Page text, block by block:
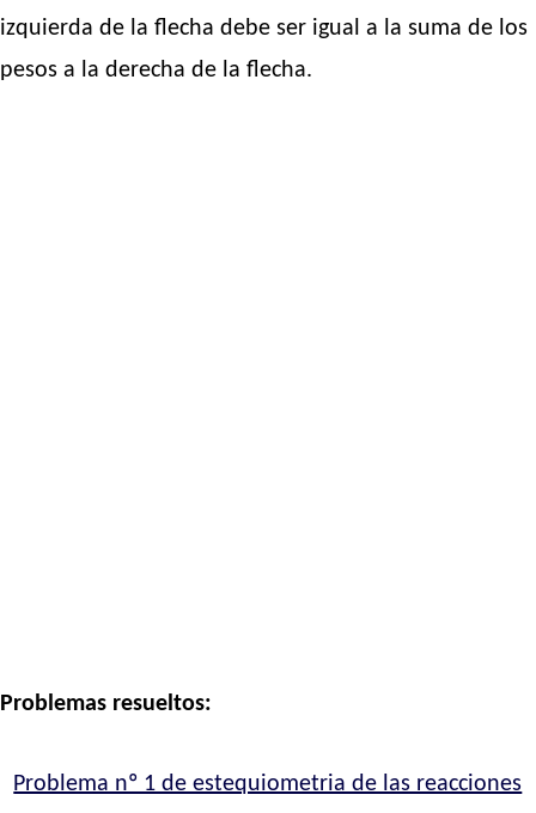
izquierda de la flecha debe ser igual a la suma de los
pesos a la derecha de la flecha.
Problemas resueltos:
Problema nº 1 de estequiometria de las reacciones